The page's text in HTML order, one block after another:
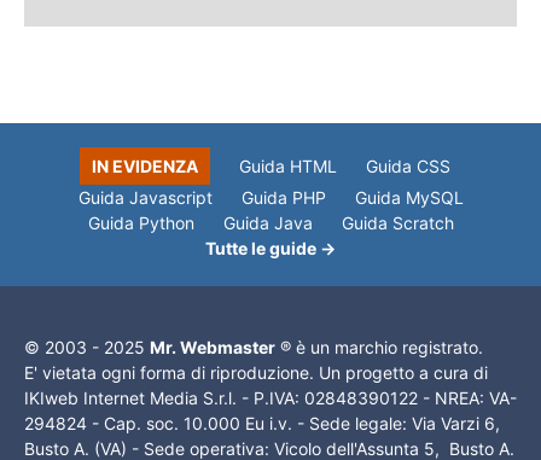
IN EVIDENZA Guida HTML
Guida CSS
Guida Javascript
Guida PHP
Guida MySQL
Guida Python
Guida Java
Guida Scratch
Tutte le guide →
© 2003 - 2025 Mr. Webmaster ® è un marchio registrato.
E' vietata ogni forma di riproduzione. Un progetto a cura di
IKIweb Internet Media S.r.l. - P.IVA: 02848390122 - NREA: VA-
294824 - Cap. soc. 10.000 Eu i.v. - Sede legale: Via Varzi 6,
Busto A. (VA) - Sede operativa: Vicolo dell'Assunta 5, Busto A.